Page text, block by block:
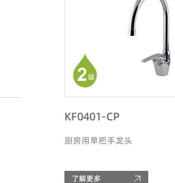
KF0401-CP
厨房用单把手龙头
了解更多